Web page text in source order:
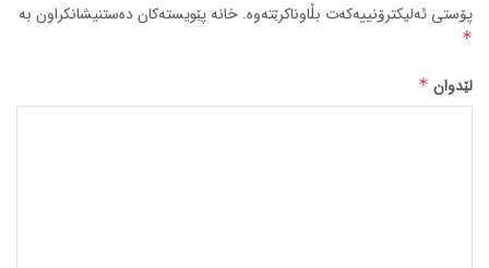
پۆستی ئەلیکترۆنییەکەت بڵاوناکرێتەوە. خانە پێویستەکان دەستنیشانکراون بە
*
لێدوان *